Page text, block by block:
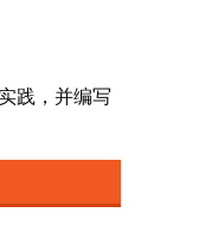
践，并编写